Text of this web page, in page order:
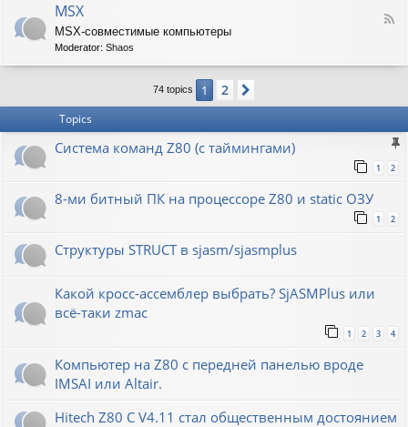
F
S
MSX
MSX-совместимые компьютеры
Moderator: Shaos
74 topics 1 2
Topics
Система команд Z80 (с таймингами)
1 2
8-ми битный ПК на процессоре Z80 и static ОЗУ
1 2
Структуры STRUCT в sjasm/sjasmplus
Какой кросс-ассемблер выбрать? SjASMPlus или
всё-таки zmac
1 2 3 4
Компьютер на Z80 с передней панелью вроде
IMSAI или Altair.
Hitech Z80 C V4.11 стал общественным достоянием